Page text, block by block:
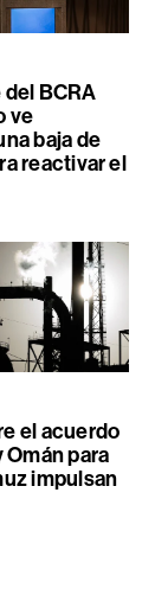
BCRA
ve
baja de
reactivar el
el acuerdo
para
impulsan